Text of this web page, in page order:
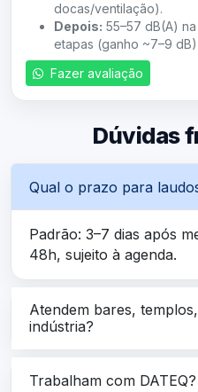
docas/ventilação).
Depois: 55–57 dB(A)
etapas (ganho ~7–9 dB).
Fazer avaliação
Dúvidas
Qual o prazo para
Padrão: 3–7 dias após
48h, sujeito à agenda.
Atendem bares,
indústria?
Trabalham com DATEQ?